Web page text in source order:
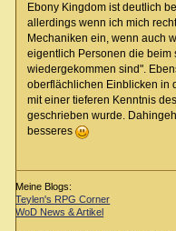
Ebony Kingdom ist deutlich
allerdings wenn ich mich
Mechaniken ein, wenn auch
eigentlich Personen die beim
wiedergekommen sind".
oberflächlichen Einblicken in
mit einer tieferen Kenntnis
geschrieben wurde.
besseres
Meine Blogs:
Teylen's RPG Corner
WoD News & Artikel